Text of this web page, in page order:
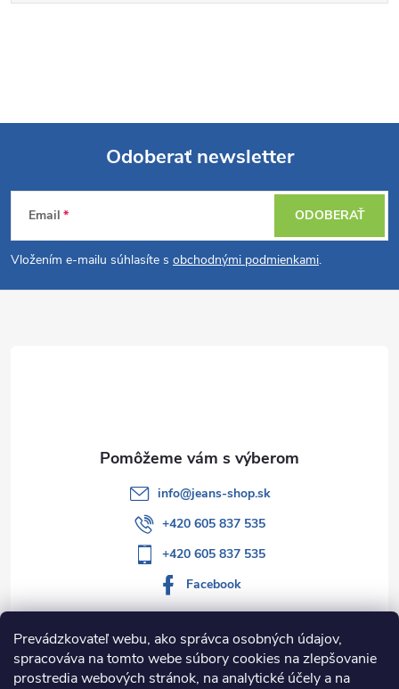
Prevádzkovateľ webu, ako správca osobných údajov,
spracováva na tomto webe súbory cookies na zlepšovanie
prostredia webových stránok, na analytické účely a na
Z
á
p
Odoberať newsletter
Email
Vložením e-mailu súhlasíte s obchodnými podmienkami.
ODOBERAŤ
Informácie pre vás
info@jeans-shop.sk
+420 605 837 535
+420 605 837 535
Facebook